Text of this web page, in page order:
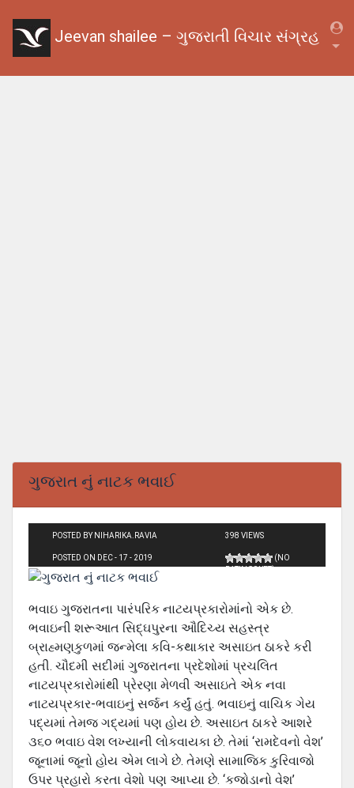
Jeevan shailee – ગુજરાતી વિચાર સંગ્રહ
ગુજરાત નું નાટક ભવાઈ
POSTED BY NIHARIKA.RAVIA
POSTED ON DEC - 17 - 2019
398 VIEWS
(NO
RATINGS YET)
ભવાઇ ગુજરાતના પારંપરિક નાટયપ્રકારોમાંનો એક છે.
ભવાઇની શરૂઆત સિદ્ઘપુરના ઔદિચ્‍ય સહસ્‍ત્ર
બ્રાહ્મણકુળમાં જન્‍મેલા કવિ-કથાકાર અસાઇત ઠાકરે કરી
હતી. ચૌદમી સદીમાં ગુજરાતના પ્રદેશોમાં પ્રચલિત
નાટયપ્રકારોમાંથી પ્રેરણા મેળવી અસાઇતે એક નવા
નાટયપ્રકાર-ભવાઇનું સર્જન કર્યું હતું. ભવાઇનું વાચિક ગેય
પદ્યમાં તેમજ ગદ્યમાં પણ હોય છે. અસાઇત ઠાકરે આશરે
૩૬૦ ભવાઇ વેશ લખ્‍યાની લોકવાયકા છે. તેમાં ‘રામદેવનો વેશ’
જૂનામાં જૂનો હોય એમ લાગે છે. તેમણે સામાજિક કુરિવાજો
ઉપર પ્રહારો કરતા વેશો પણ આપ્‍યા છે. ‘કજોડાનો વેશ’